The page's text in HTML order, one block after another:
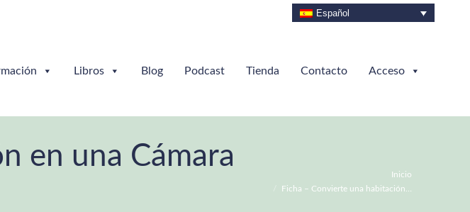
Español
Libros Blog Podcast Tienda Contacto Acceso
en una Cámara
Inicio
Ficha – Convierte una habitación…